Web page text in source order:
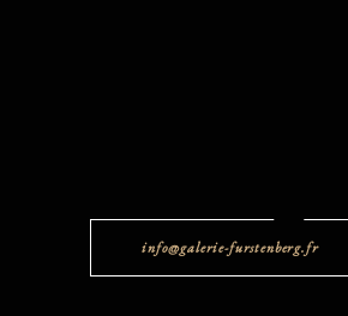
info@galerie-furstenberg.fr